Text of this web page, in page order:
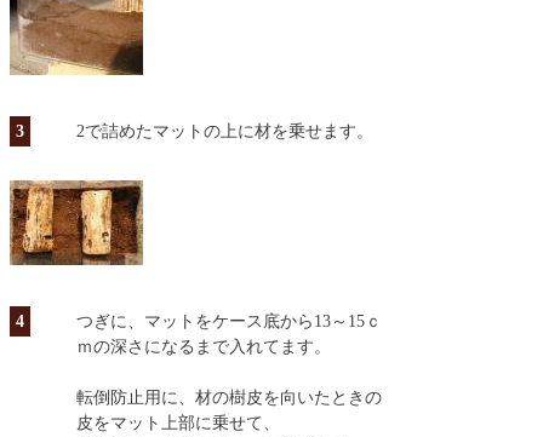
3 2で詰めたマットの上に材を乗せます。
4
つぎに、マットをケース底から13～15ｃ
ｍの深さになるまで入れてます。
転倒防止用に、材の樹皮を向いたときの
皮をマット上部に乗せて、